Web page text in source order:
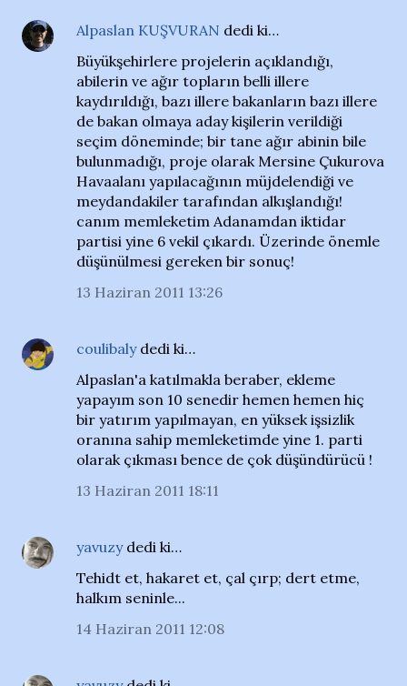
Alpaslan KUŞVURAN dedi ki…
Büyükşehirlere projelerin açıklandığı,
abilerin ve ağır topların belli illere
kaydırıldığı, bazı illere bakanların bazı illere
de bakan olmaya aday kişilerin verildiği
seçim döneminde; bir tane ağır abinin bile
bulunmadığı, proje olarak Mersine Çukurova
Havaalanı yapılacağının müjdelendiği ve
meydandakiler tarafından alkışlandığı!
canım memleketim Adanamdan iktidar
partisi yine 6 vekil çıkardı. Üzerinde önemle
düşünülmesi gereken bir sonuç!
13 Haziran 2011 13:26
coulibalydedi ki…
Alpaslan'a katılmakla beraber, ekleme
yapayım son 10 senedir hemen hemen hiç
bir yatırım yapılmayan, en yüksek işsizlik
oranına sahip memleketimde yine 1. parti
olarak çıkması bence de çok düşündürücü !
13 Haziran 2011 18:11
yavuzydedi ki…
Tehidt et, hakaret et, çal çırp; dert etme,
halkım seninle...
14 Haziran 2011 12:08